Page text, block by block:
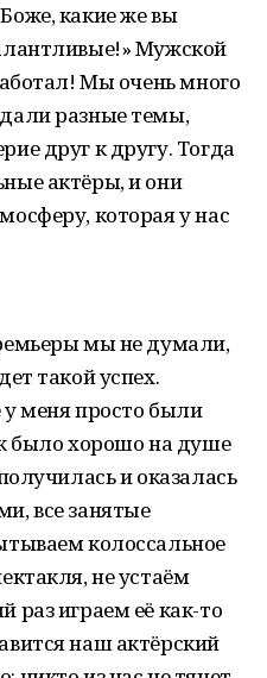
какие же вы
Мужской
Мы очень много
разные темы,
друг к другу. Тогда
актёры, и они
которая у нас
мы не думали,
такой успех.
меня просто были
было хорошо на душе
и оказалась
все занятые
колоссальное
не устаём
раз играем её как-то
наш актёрский